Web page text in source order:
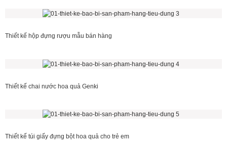
Thiết kế hộp đựng rượu mẫu bán hàng
Thiết kế chai nước hoa quả Genki
Thiết kế túi giấy đựng bột hoa quả cho trẻ em